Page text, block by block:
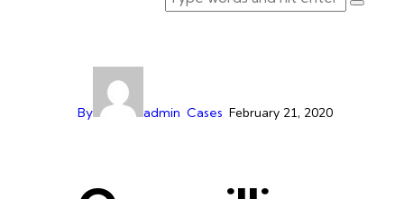
By admin Cases February 21, 2020